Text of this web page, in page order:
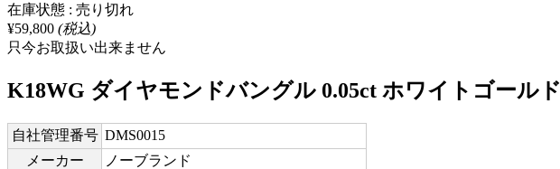
在庫状態 : 売り切れ
¥59,800 (税込)
只今お取扱い出来ません
K18WG ダイヤモンドバングル 0.05ct ホワイトゴールド
自社管理番号 DMS0015
メーカー
ノーブランド